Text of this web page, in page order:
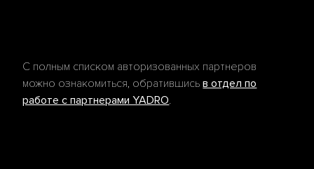
С полным списком авторизованных партнеров
можно ознакомиться, обратившисьв отдел по
работе с партнерами YADRO.